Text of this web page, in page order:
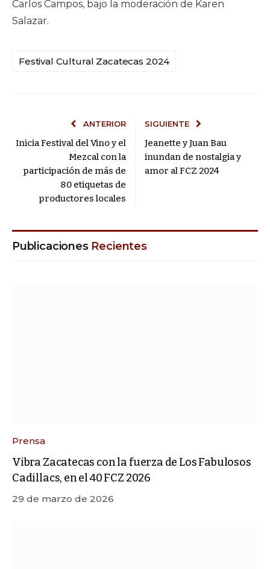
Carlos Campos, bajo la moderación de Karen
Salazar.
Festival Cultural Zacatecas 2024
ANTERIOR
Inicia Festival del Vino y el
Mezcal con la
participación de más de
80 etiquetas de
productores locales
SIGUIENTE
Jeanette y Juan Bau
inundan de nostalgia y
amor al FCZ 2024
Publicaciones Recientes
Prensa
Vibra Zacatecas con la fuerza de Los Fabulosos
Cadillacs, en el 40 FCZ 2026
29 de marzo de 2026